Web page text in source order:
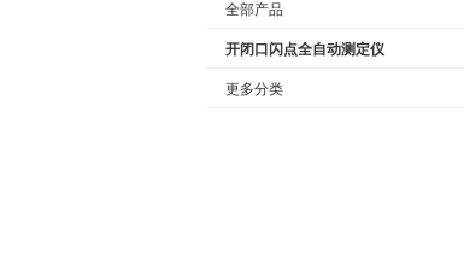
全部产品
开闭口闪点全自动测定仪
更多分类